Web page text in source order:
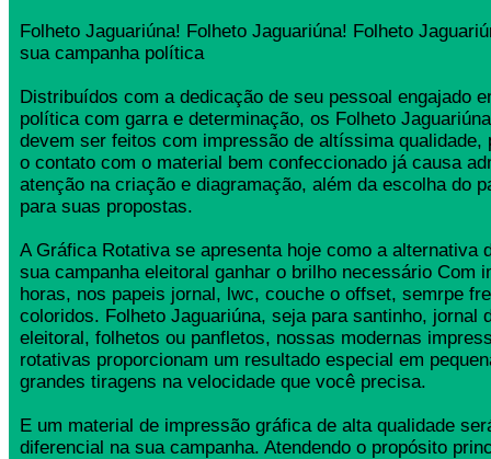
Folheto Jaguariúna! Folheto Jaguariúna! Folheto
sua campanha política
Distribuídos com a dedicação de seu pessoal engajado
política com garra e determinação, os Folheto
devem ser feitos com impressão de altíssima qualidade,
o contato com o material bem confeccionado já causa
atenção na criação e diagramação, além da escolha do
para suas propostas.
A Gráfica Rotativa se apresenta hoje como a alternativa
sua campanha eleitoral ganhar o brilho necessário Com
horas, nos papeis jornal, lwc, couche o offset, semrpe
coloridos. Folheto Jaguariúna, seja para santinho, jornal
eleitoral, folhetos ou panfletos, nossas modernas
rotativas proporcionam um resultado especial em
grandes tiragens na velocidade que você precisa.
E um material de impressão gráfica de alta qualidade
diferencial na sua campanha. Atendendo o propósito